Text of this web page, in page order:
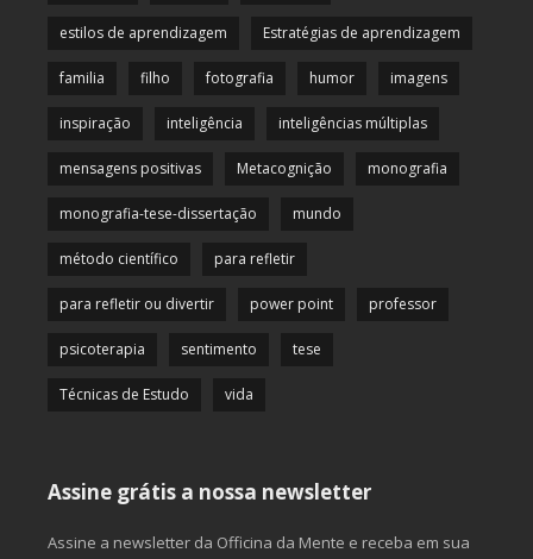
estilos de aprendizagem Estratégias de aprendizagem
familia filho fotografia humor imagens
inspiração inteligência inteligências múltiplas
mensagens positivas Metacognição monografia
monografia-tese-dissertação mundo
método científico para refletir
para refletir ou divertir power point professor
psicoterapia sentimento tese
Técnicas de Estudo vida
Assine grátis a nossa newsletter
Assine a newsletter da Officina da Mente e receba em sua